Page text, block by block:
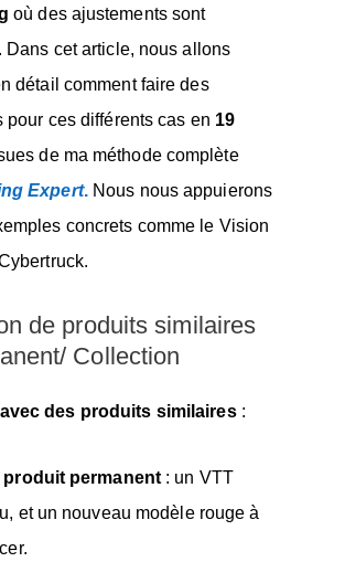
où des ajustements sont
Dans cet article, nous allons
détail comment faire des
pour ces différents cas en 19
de ma méthode complète
Expert.Nous nous appuierons
concrets comme le Vision
de produits similaires
Collection
des produits similaires:
produit permanent : un VTT
et un nouveau modèle rouge à